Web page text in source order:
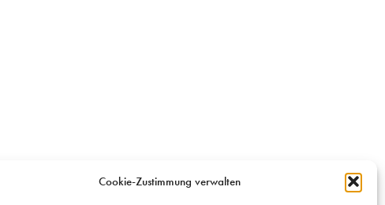
Cookie-Zustimmung verwalten